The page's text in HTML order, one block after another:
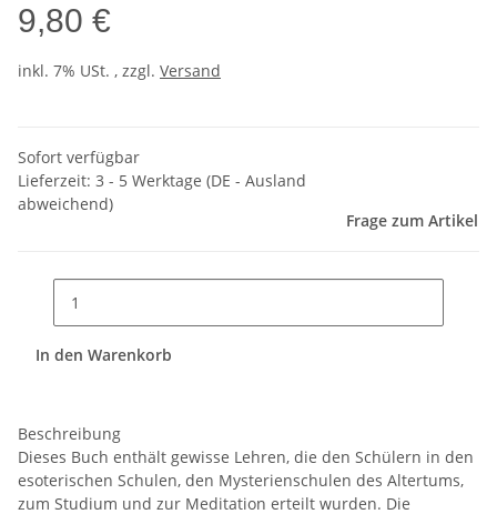
9,80 €
inkl. 7% USt. , zzgl. Versand
Sofort verfügbar
Lieferzeit: 3 - 5 Werktage (DE - Ausland
abweichend)
Frage zum Artikel
In den Warenkorb
Beschreibung
Dieses Buch enthält gewisse Lehren, die den Schülern in den
esoterischen Schulen, den Mysterienschulen des Altertums,
zum Studium und zur Meditation erteilt wurden. Die